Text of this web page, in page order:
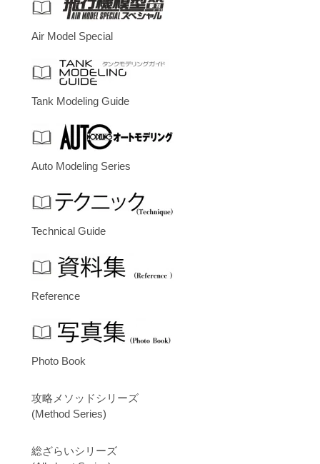
Air Model Special
Tank Modeling Guide
Auto Modeling Series
Technical Guide
Reference
Photo Book
攻略メソッドシリーズ
(Method Series)
総ざらいシリーズ